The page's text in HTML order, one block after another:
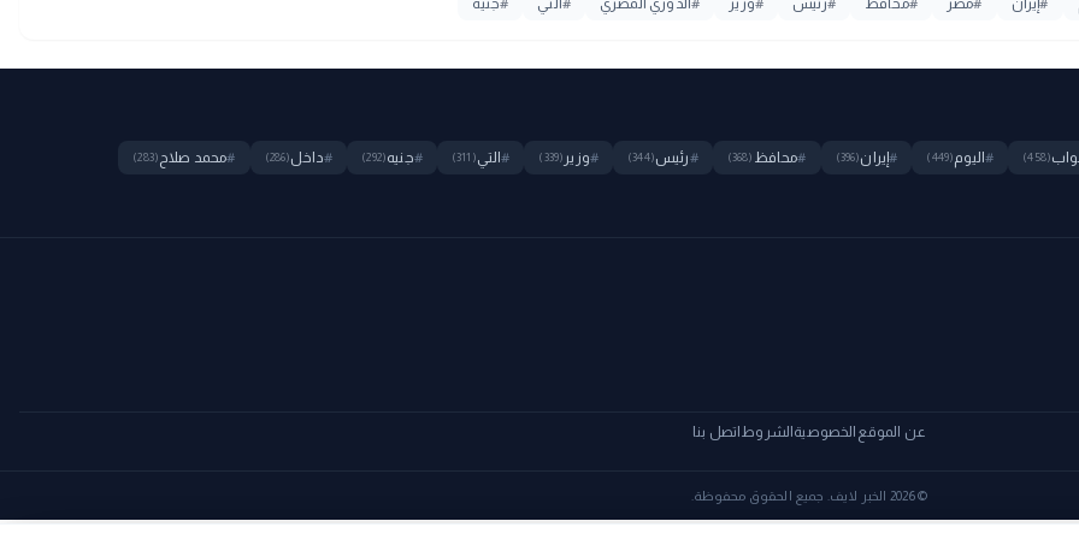
#إيران #مصر #محافظ #رئيس #وزير #الدوري المصري # التي #جنيه
(458)
#اليوم(449)
#إيران(396)
#محافظ (368)
#رئيس(344)
#وزير (339)
#التي(311)
#جنيه(292)
#داخل(286)
#محمد صلاح (283)
عن الموقع الخصوصية الشروط اتصل بنا
© 2026 الخبر لايف. جميع الحقوق محفوظة.